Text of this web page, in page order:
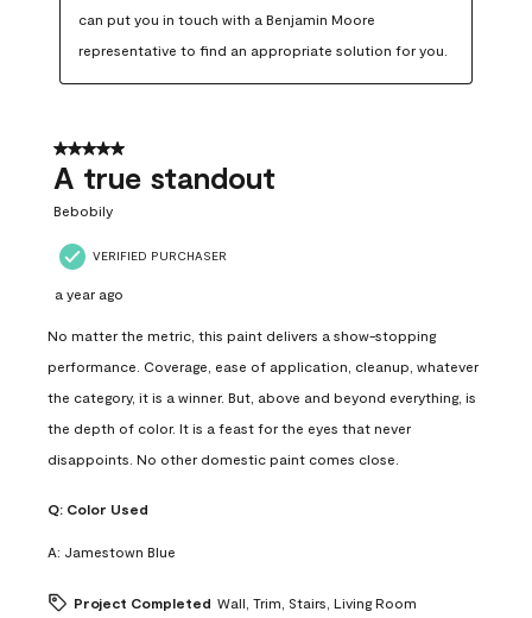
can put you in touch with a Benjamin Moore
representative to find an appropriate solution for you.
5 out of 5 stars.
A true standout
Bebobily
VERIFIED PURCHASER
a year ago
No matter the metric, this paint delivers a show-stopping
performance. Coverage, ease of application, cleanup, whatever
the category, it is a winner. But, above and beyond everything, is
the depth of color. It is a feast for the eyes that never
disappoints. No other domestic paint comes close.
Q: Color Used
A: Jamestown Blue
Project Completed Wall, Trim, Stairs, Living Room